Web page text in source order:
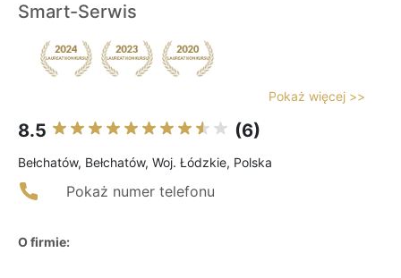
Smart-Serwis
Pokaż więcej >>
8.5 (6)
Bełchatów, Bełchatów, Woj. Łódzkie, Polska
Pokaż numer telefonu
O firmie: